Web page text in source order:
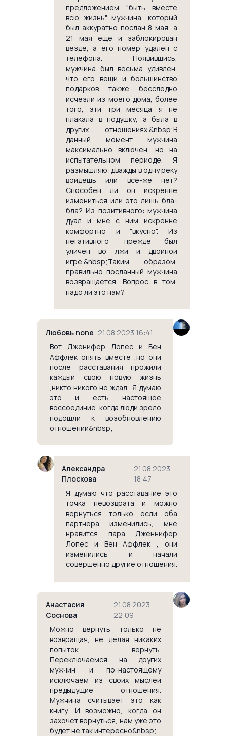
предложением "быть вместе
всю жизнь" мужчина, который
был аккуратно послан 8 мая, а
21 мая ещё и заблокирован
везде, а его номер удален с
телефона. Появившись,
мужчина был весьма удивлен,
что его вещи и большинство
подарков также бесследно
исчезли из моего дома, более
того, эти три месяца я не
плакала в подушку, а была в
других отношениях.&nbsp;В
данный момент мужчина
максимально включен, но на
испытательном периоде. Я
размышляю: дважды в одну реку
войдёшь или все-же нет?
Способен ли он искренне
измениться или это лишь бла-
бла? Из позитивного: мужчина
дуал и мне с ним искренне
комфортно и "вкусно". Из
негативного: прежде был
уличен во лжи и двойной
игре.&nbsp;Таким образом,
правильно посланный мужчина
возвращается. Вопрос в том,
надо ли это нам?
Любовь none 21.08.2023 16:41
Вот Дженифер Лопес и Бен
Аффлек опять вместе ,но они
после расставания прожили
каждый свою новую жизнь
,никто никого не ждал . Я думаю
это и есть настоящее
воссоединие ,когда люди зрело
подошли к возобновлению
отношений&nbsp;
Александра
Плоскова
21.08.2023
18:47
Я думаю что расставание это
точка невозврата и можно
вернуться только если оба
партнера изменились, мне
нравится пара Дженнифер
Лопес и Вен Аффлек , они
изменились и начали
совершенно другие отношения.
Анастасия
Соснова
21.08.2023
22:09
Можно вернуть только не
возвращая, не делая никаких
попыток вернуть.
Переключаемся на других
мужчин и по-настоящему
исключаем из своих мыслей
предыдущие отношения.
Мужчина считывает это как
книгу. И возможно, когда он
захочет вернуться, нам уже это
будет не так интересно&nbsp;